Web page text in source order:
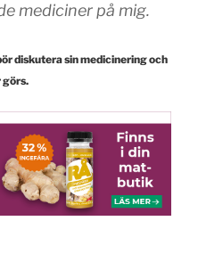
mediciner på mig.
diskutera sin medicinering och
görs.